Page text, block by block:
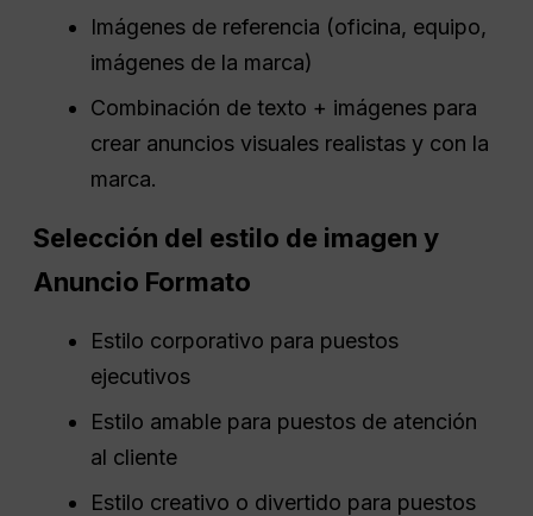
Imágenes de referencia (oficina, equipo,
imágenes de la marca)
Combinación de texto + imágenes para
crear anuncios visuales realistas y con la
marca.
Selección del estilo de imagen y
Anuncio Formato
Estilo corporativo para puestos
ejecutivos
Estilo amable para puestos de atención
al cliente
Estilo creativo o divertido para puestos